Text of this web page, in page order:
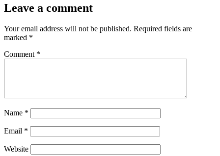
Leave a comment
Your email address will not be published. Required fields are
marked *
Comment *
Name *
Email *
Website